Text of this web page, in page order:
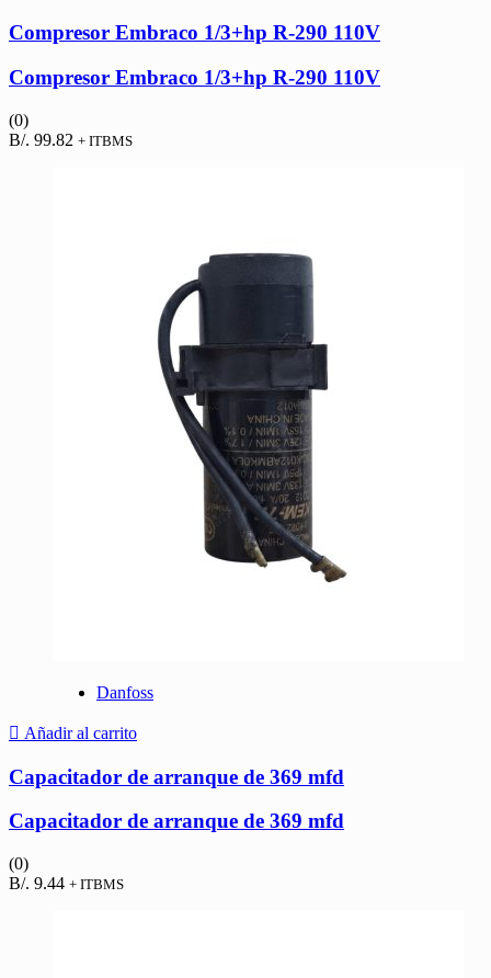
Compresor Embraco 1/3+hp R-290 110V
Compresor Embraco 1/3+hp R-290 110V
(0)
B/. 99.82 + ITBMS
Danfoss
Añadir al carrito
Capacitador de arranque de 369 mfd
Capacitador de arranque de 369 mfd
(0)
B/. 9.44 + ITBMS